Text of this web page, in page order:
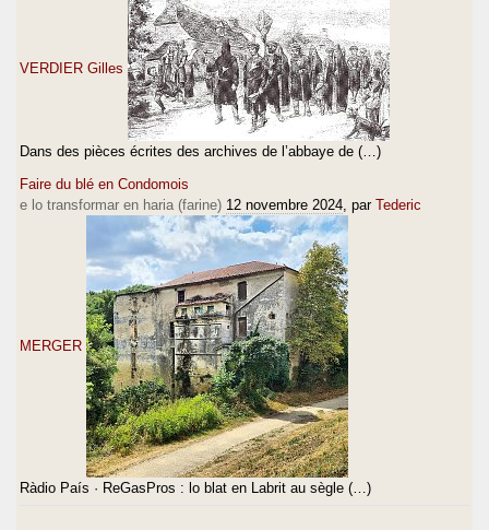
VERDIER Gilles
Dans des pièces écrites des archives de l’abbaye de (…)
Faire du blé en Condomois
e lo transformar en haria (farine) 12 novembre 2024 , par Tederic
MERGER
Ràdio País · ReGasPros : lo blat en Labrit au sègle (…)